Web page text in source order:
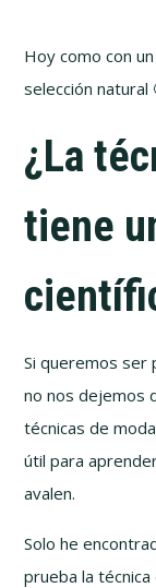
Hoy como con
selección natural
¿La
tiene
Si queremos ser
no nos dejemos
técnicas de
útil para
avalen.
Solo he
prueba la